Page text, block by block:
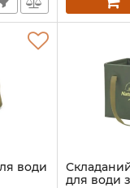
води
для води